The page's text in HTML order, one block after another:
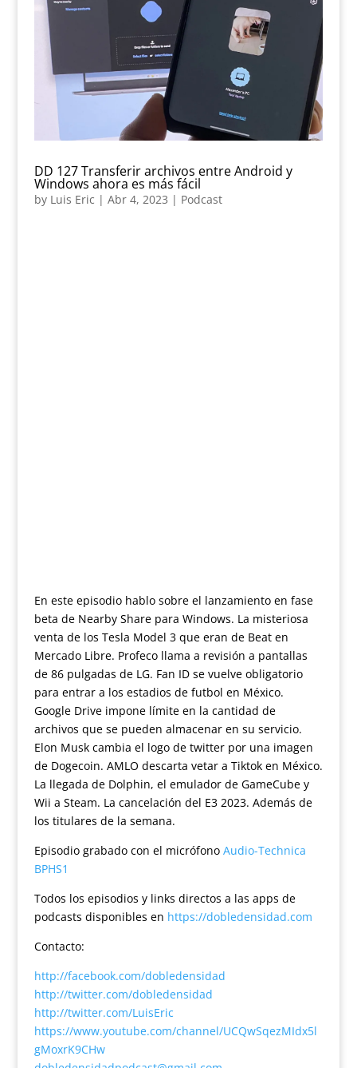
DD 127 Transferir archivos entre Android y
Windows ahora es más fácil
by Luis Eric | Abr 4, 2023 | Podcast
En este episodio hablo sobre el lanzamiento en fase
beta de Nearby Share para Windows. La misteriosa
venta de los Tesla Model 3 que eran de Beat en
Mercado Libre. Profeco llama a revisión a pantallas
de 86 pulgadas de LG. Fan ID se vuelve obligatorio
para entrar a los estadios de futbol en México.
Google Drive impone límite en la cantidad de
archivos que se pueden almacenar en su servicio.
Elon Musk cambia el logo de twitter por una imagen
de Dogecoin. AMLO descarta vetar a Tiktok en México.
La llegada de Dolphin, el emulador de GameCube y
Wii a Steam. La cancelación del E3 2023. Además de
los titulares de la semana.
Episodio grabado con el micrófono Audio-Technica
BPHS1
Todos los episodios y links directos a las apps de
podcasts disponibles en https://dobledensidad.com
Contacto:
http://facebook.com/dobledensidad
http://twitter.com/dobledensidad
http://twitter.com/LuisEric
https://www.youtube.com/channel/UCQwSqezMIdx5l
gMoxrK9CHw